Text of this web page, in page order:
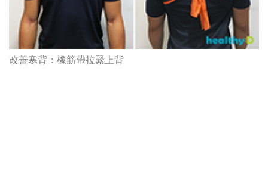
改善寒背：橡筋帶拉緊上背